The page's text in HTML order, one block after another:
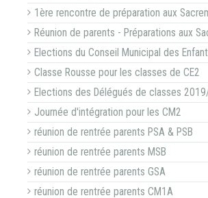
1ère rencontre de préparation aux
Réunion de parents - Préparations aux
Elections du Conseil Municipal des
Classe Rousse pour les classes de CE2
Elections des Délégués de classes
Journée d'intégration pour les CM2
réunion de rentrée parents PSA & PSB
réunion de rentrée parents MSB
réunion de rentrée parents GSA
réunion de rentrée parents CM1A